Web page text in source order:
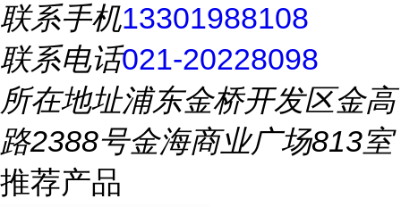
联系手机13301988108
联系电话021-20228098
所在地址浦东金桥开发区金高
路2388号金海商业广场813室
推荐产品